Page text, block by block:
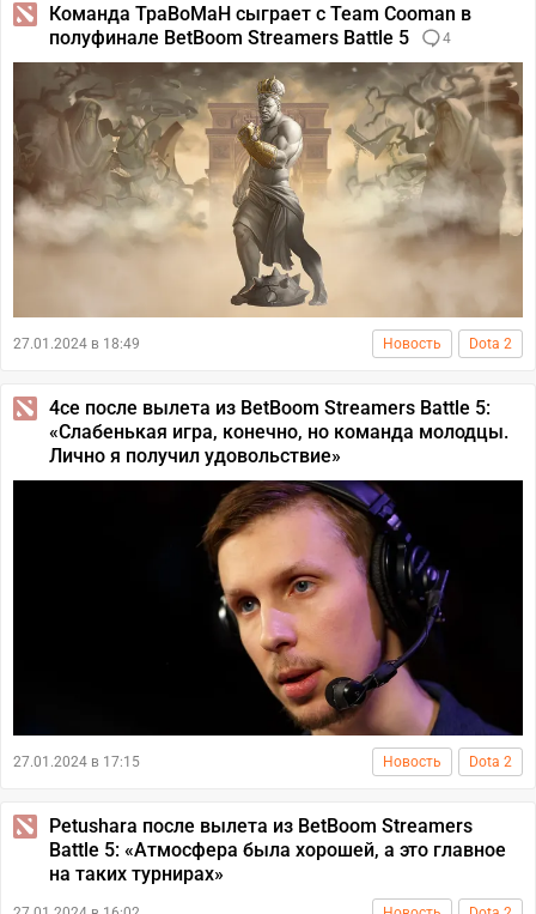
Команда TpaBoMaH сыграет с Team Cooman в
полуфинале BetBoom Streamers Battle 5
4
27.01.2024 в 18:49 Новость Dota 2
4ce после вылета из BetBoom Streamers Battle 5:
«Слабенькая игра, конечно, но команда молодцы.
Лично я получил удовольствие»
27.01.2024 в 17:15 Новость Dota 2
Petushara после вылета из BetBoom Streamers
Battle 5: «Атмосфера была хорошей, а это главное
на таких турнирах»